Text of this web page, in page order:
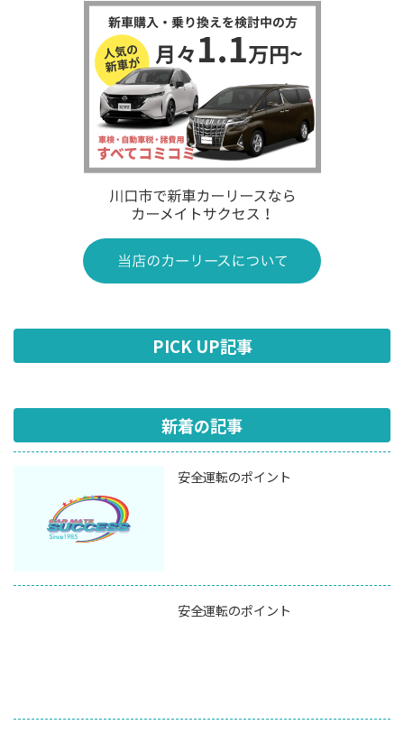
PICK UP記事
新着の記事
安全運転のポイント
安全運転のポイント